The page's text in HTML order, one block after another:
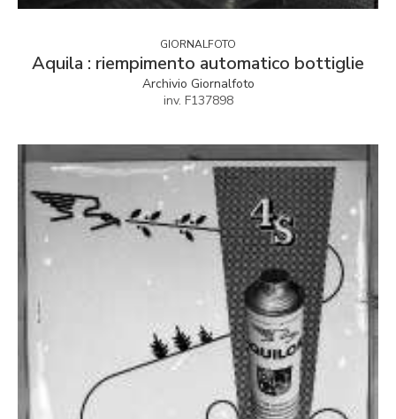
GIORNALFOTO
Aquila : riempimento automatico bottiglie
Archivio Giornalfoto
inv. F137898